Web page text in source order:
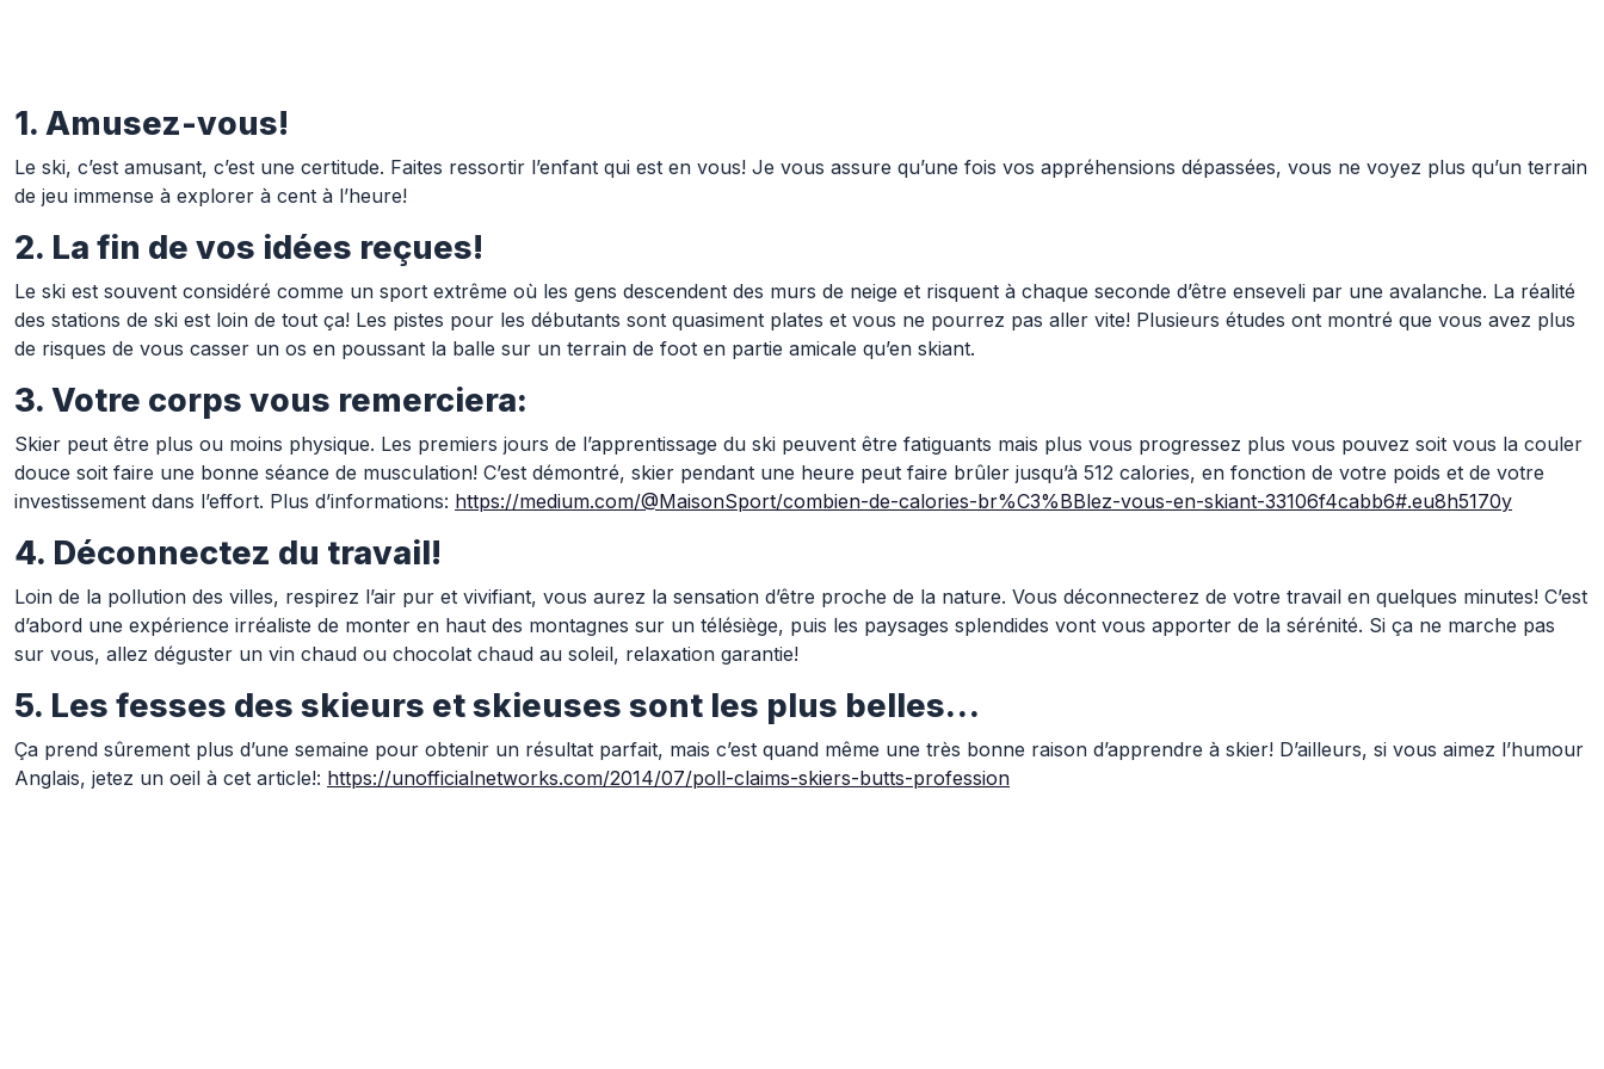
Skip to Main Content
1. Amusez-vous!
Le ski, c’est amusant, c’est une certitude. Faites ressortir l’enfant qui est en vous! Je vous assure qu’une fois vos appréhensions dépassées, vous ne voyez plus qu’un terrain
de jeu immense à explorer à cent à l’heure!
2. La fin de vos idées reçues!
Le ski est souvent considéré comme un sport extrême où les gens descendent des murs de neige et risquent à chaque seconde d’être enseveli par une avalanche. La réalité
des stations de ski est loin de tout ça! Les pistes pour les débutants sont quasiment plates et vous ne pourrez pas aller vite! Plusieurs études ont montré que vous avez plus
de risques de vous casser un os en poussant la balle sur un terrain de foot en partie amicale qu’en skiant.
3. Votre corps vous remerciera:
Skier peut être plus ou moins physique. Les premiers jours de l’apprentissage du ski peuvent être fatiguants mais plus vous progressez plus vous pouvez soit vous la couler
douce soit faire une bonne séance de musculation! C’est démontré, skier pendant une heure peut faire brûler jusqu’à 512 calories, en fonction de votre poids et de votre
investissement dans l’effort. Plus d’informations: https://medium.com/@MaisonSport/combien-de-calories-br%C3%BBlez-vous-en-skiant-33106f4cabb6#.eu8h5170y
4. Déconnectez du travail!
Loin de la pollution des villes, respirez l’air pur et vivifiant, vous aurez la sensation d’être proche de la nature. Vous déconnecterez de votre travail en quelques minutes! C’est
d’abord une expérience irréaliste de monter en haut des montagnes sur un télésiège, puis les paysages splendides vont vous apporter de la sérénité. Si ça ne marche pas
sur vous, allez déguster un vin chaud ou chocolat chaud au soleil, relaxation garantie!
5. Les fesses des skieurs et skieuses sont les plus belles…
Ça prend sûrement plus d’une semaine pour obtenir un résultat parfait, mais c’est quand même une très bonne raison d’apprendre à skier! D’ailleurs, si vous aimez l’humour
Anglais, jetez un oeil à cet article!: https://unofficialnetworks.com/2014/07/poll-claims-skiers-butts-profession